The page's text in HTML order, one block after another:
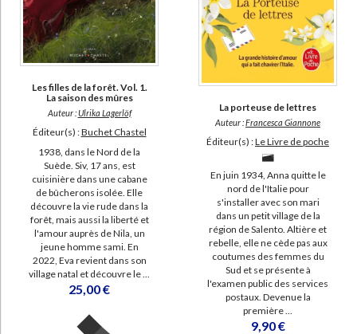
Les filles de la forêt. Vol. 1.
La saison des mûres
Auteur :Ulrika Lagerlöf
Éditeur(s) :Buchet Chastel
1938, dans le Nord de la
Suède. Siv, 17 ans, est
cuisinière dans une cabane
de bûcherons isolée. Elle
découvre la vie rude dans la
forêt, mais aussi la liberté et
l'amour auprès de Nila, un
jeune homme sami. En
2022, Eva revient dans son
village natal et découvre le ...
25,00 €
La porteuse de lettres
Auteur :Francesca Giannone
Éditeur(s) :Le Livre de poche
En juin 1934, Anna quitte le
nord de l'Italie pour
s'installer avec son mari
dans un petit village de la
région de Salento. Altière et
rebelle, elle ne cède pas aux
coutumes des femmes du
Sud et se présente à
l'examen public des services
postaux. Devenue la
première ...
9,90 €